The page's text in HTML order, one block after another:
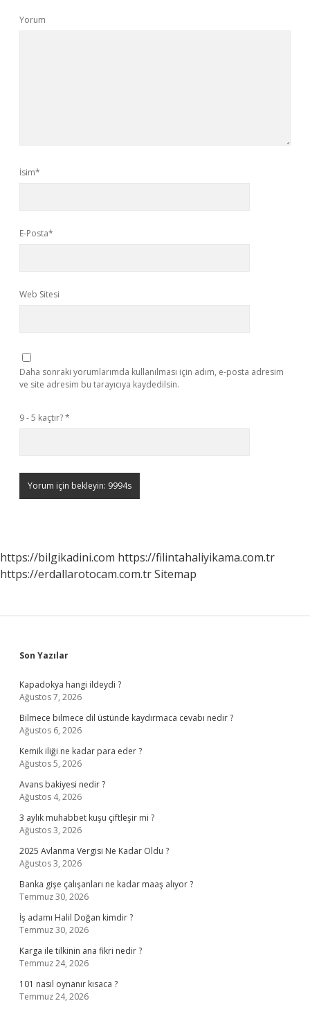
Yorum
İsim*
E-Posta*
Web Sitesi
Daha sonraki yorumlarımda kullanılması için adım, e-posta adresim
ve site adresim bu tarayıcıya kaydedilsin.
9 - 5 kaçtır?*
https://bilgikadini.com https://filintahaliyikama.com.tr
https://erdallarotocam.com.trSitemap
Sidebar
Son Yazılar
Kapadokya hangi ildeydi ?
Ağustos 7, 2026
Bilmece bilmece dil üstünde kaydırmaca cevabı nedir ?
Ağustos 6, 2026
Kemik iliği ne kadar para eder ?
Ağustos 5, 2026
Avans bakiyesi nedir ?
Ağustos 4, 2026
3 aylık muhabbet kuşu çiftleşir mi ?
Ağustos 3, 2026
2025 Avlanma Vergisi Ne Kadar Oldu ?
Ağustos 3, 2026
Banka gişe çalışanları ne kadar maaş alıyor ?
Temmuz 30, 2026
İş adamı Halil Doğan kimdir ?
Temmuz 30, 2026
Karga ile tilkinin ana fikri nedir ?
Temmuz 24, 2026
101 nasıl oynanır kısaca ?
Temmuz 24, 2026